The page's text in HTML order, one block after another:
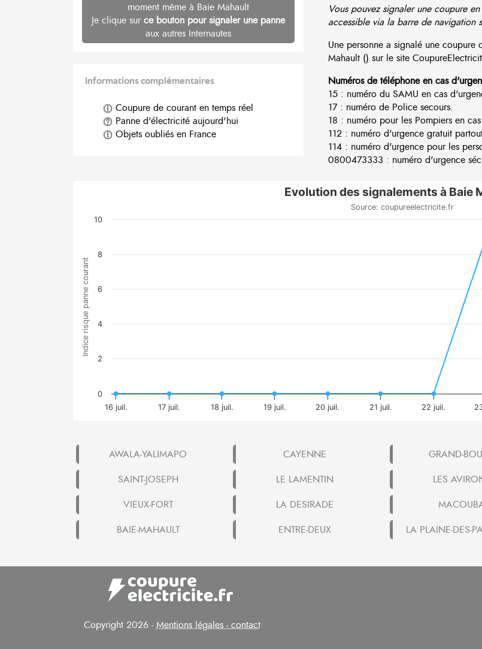
moment même à Baie Mahault
Je clique sur ce bouton pour signaler une panne
aux autres Internautes
Informations complémentaires
Coupure de courant en temps réel
Panne d'électricité aujourd'hui
Objets oubliés en France
Vous pouvez signaler une coupure
accessible via la barre de navigation
Une personne a signalé une
Mahault () sur le site
Numéros de téléphone en cas
15 : numéro du SAMU en cas
17 : numéro de Police secours.
18 : numéro pour les Pompiers en
112 : numéro d'urgence gratuit
114 : numéro d'urgence pour les
0800473333 : numéro d'urgence
Indice risque panne courant
Evolution des signalements à Baie
Source: coupureelectricite.fr
16 juil. 17 juil. 18 juil. 19 juil. 20 juil. 21 juil. 22 juil.
0
2
4
6
8
10
AWALA-YALIMAPO CAYENNE GRAND-
SAINT-JOSEPH
LE LAMENTIN LES
VIEUX-FORT
LA DESIRADE
BAIE-MAHAULT
ENTRE-DEUX LA PLAINE-DES-
Copyright 2026 -Mentions légales - contact